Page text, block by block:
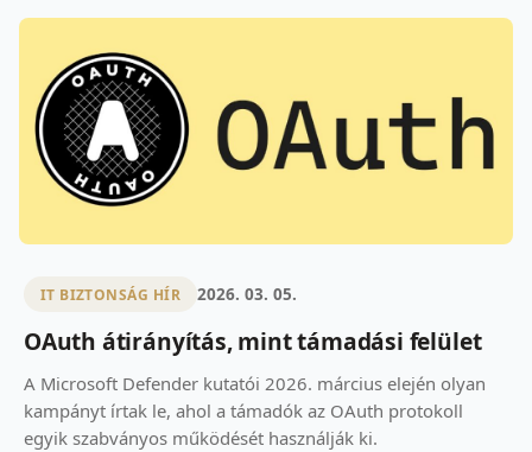
IT BIZTONSÁG HÍR 2026. 03. 05.
OAuth átirányítás, mint támadási felület
A Microsoft Defender kutatói 2026. március elején olyan
kampányt írtak le, ahol a támadók az OAuth protokoll
egyik szabványos működését használják ki.